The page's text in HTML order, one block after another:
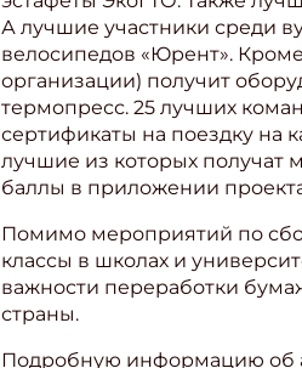
А лучшие участники среди
велосипедов «Юрент».
организации) получит
термопресс. 25 лучших
сертификаты на поездку на
лучшие из которых получат
баллы в приложении
Помимо мероприятий по
классы в школах и
важности переработки
страны.
Подробную информацию об